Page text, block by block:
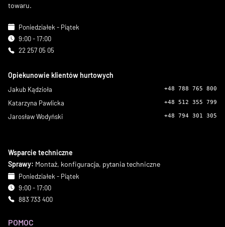
towaru.
Poniedziałek - Piątek
9:00 - 17:00
22 257 05 05
Opiekunowie klientów hurtowych
Jakub Kądzioła +48 788 765 800
Katarzyna Pawlicka +48 512 355 799
Jarosław Wodyński +48 794 301 305
Wsparcie techniczne
Sprawy: Montaż, konfiguracja, pytania techniczne
Poniedziałek - Piątek
9:00 - 17:00
883 733 400
POMOC